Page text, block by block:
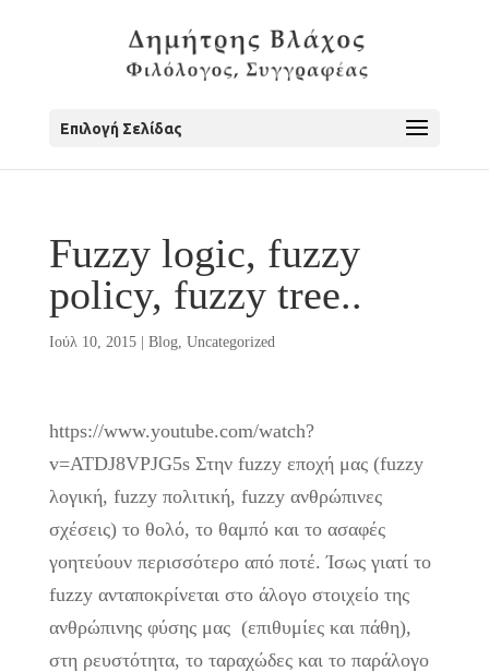
Επιλογή Σελίδας
Fuzzy logic, fuzzy
policy, fuzzy tree..
Ιούλ 10, 2015| Blog, Uncategorized
https://www.youtube.com/watch?
v=ATDJ8VPJG5s Στην fuzzy εποχή μας (fuzzy
λογική, fuzzy πολιτική, fuzzy ανθρώπινες
σχέσεις) το θολό, το θαμπό και το ασαφές
γοητεύουν περισσότερο από ποτέ. Ίσως γιατί το
fuzzy ανταποκρίνεται στο άλογο στοιχείο της
ανθρώπινης φύσης μας (επιθυμίες και πάθη),
στη ρευστότητα, το ταραχώδες και το παράλογο